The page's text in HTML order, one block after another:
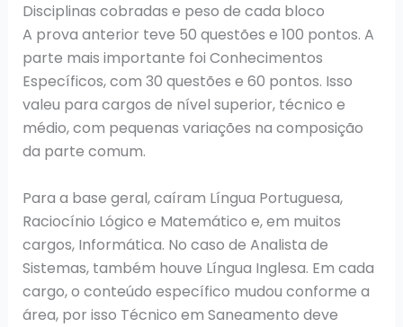
Disciplinas cobradas e peso de cada bloco
A prova anterior teve 50 questões e 100 pontos. A
parte mais importante foi Conhecimentos
Específicos, com 30 questões e 60 pontos. Isso
valeu para cargos de nível superior, técnico e
médio, com pequenas variações na composição
da parte comum.
Para a base geral, caíram Língua Portuguesa,
Raciocínio Lógico e Matemático e, em muitos
cargos, Informática. No caso de Analista de
Sistemas, também houve Língua Inglesa. Em cada
cargo, o conteúdo específico mudou conforme a
área, por isso Técnico em Saneamento deve